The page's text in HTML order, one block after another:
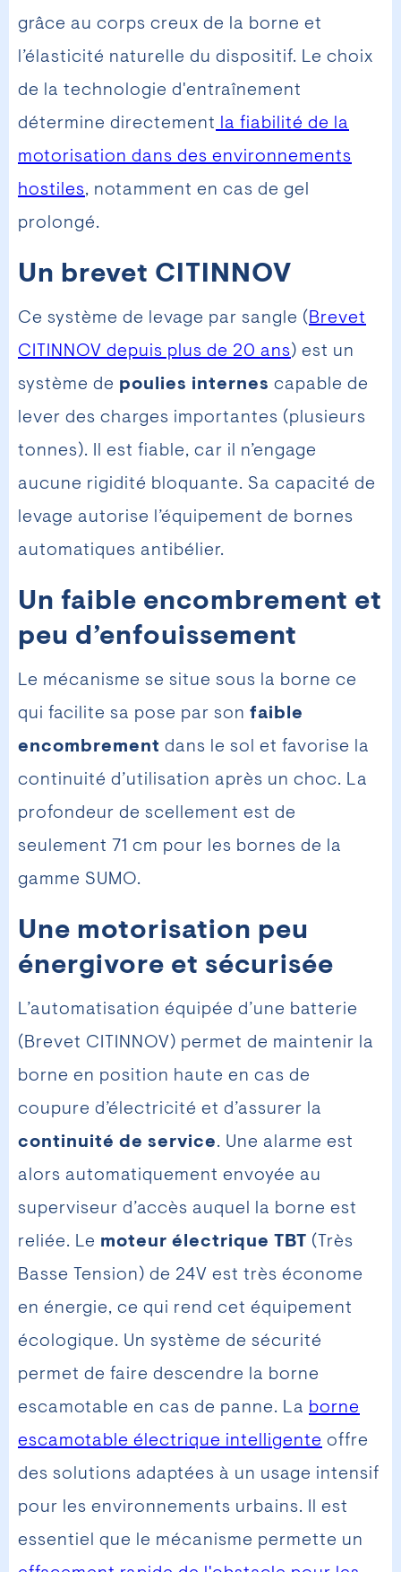
grâce au corps creux de la borne et
l’élasticité naturelle du dispositif. Le choix
de la technologie d'entraînement
détermine directement la fiabilité de la
motorisation dans des environnements
hostiles, notamment en cas de gel
prolongé.
Un brevet CITINNOV
Ce système de levage par sangle ( Brevet
CITINNOV depuis plus de 20 ans) est un
système de poulies internes capable de
lever des charges importantes (plusieurs
tonnes). Il est fiable, car il n’engage
aucune rigidité bloquante. Sa capacité de
levage autorise l’équipement de bornes
automatiques antibélier.
Un faible encombrement et
peu d’enfouissement
Le mécanisme se situe sous la borne ce
qui facilite sa pose par son faible
encombrement dans le sol et favorise la
continuité d’utilisation après un choc. La
profondeur de scellement est de
seulement 71 cm pour les bornes de la
gamme SUMO.
Une motorisation peu
énergivore et sécurisée
L’automatisation équipée d’une batterie
(Brevet CITINNOV) permet de maintenir la
borne en position haute en cas de
coupure d’électricité et d’assurer la
continuité de service. Une alarme est
alors automatiquement envoyée au
superviseur d’accès auquel la borne est
reliée. Le moteur électrique TBT (Très
Basse Tension) de 24V est très économe
en énergie, ce qui rend cet équipement
écologique. Un système de sécurité
permet de faire descendre la borne
escamotable en cas de panne. La borne
escamotable électrique intelligente offre
des solutions adaptées à un usage intensif
pour les environnements urbains. Il est
essentiel que le mécanisme permette un